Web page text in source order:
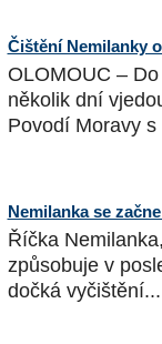
Čištění Nemilanky
OLOMOUC –
několik dní
Povodí Moravy s
Nemilanka se
Říčka
způsobuje v
dočká